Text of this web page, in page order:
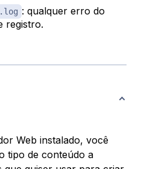
: qualquer erro do
registro.
Web instalado, você
tipo de conteúdo a